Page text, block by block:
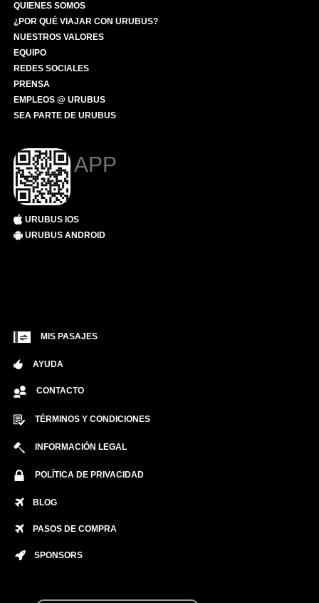
QUIENES SOMOS
¿POR QUÉ VIAJAR CON URUBUS?
NUESTROS VALORES
EQUIPO
REDES SOCIALES
PRENSA
EMPLEOS @ URUBUS
SEA PARTE DE URUBUS
APP
URUBUS IOS
URUBUS ANDROID
MIS PASAJES
AYUDA
CONTACTO
TÉRMINOS Y CONDICIONES
INFORMACIÓN LEGAL
POLÍTICA DE PRIVACIDAD
BLOG
PASOS DE COMPRA
SPONSORS